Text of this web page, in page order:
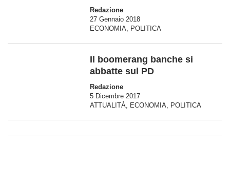
Redazione
27 Gennaio 2018
ECONOMIA, POLITICA
Il boomerang banche si
abbatte sul PD
Redazione
5 Dicembre 2017
ATTUALITÀ, ECONOMIA, POLITICA